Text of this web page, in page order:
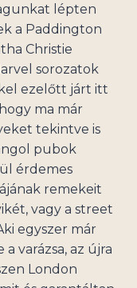
lépten
a Paddington
Christie
sorozatok
ezelőtt járt itt
ma már
tekintve is
pubok
érdemes
remekeit
vagy a street
egyszer már
varázsa, az újra
London